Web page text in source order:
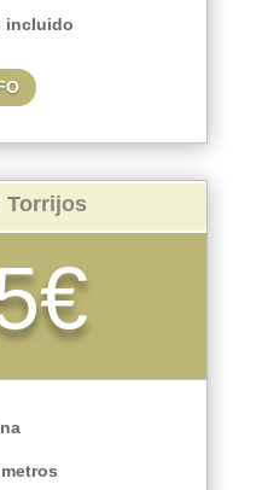
incluido
Torrijos